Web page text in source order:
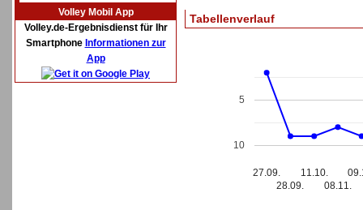
Volley Mobil App
Volley.de-Ergebnisdienst für Ihr
Smartphone Informationen zur
App
Tabellenverlauf
27.09.
28.09.
11.10.
08.11.
5
10